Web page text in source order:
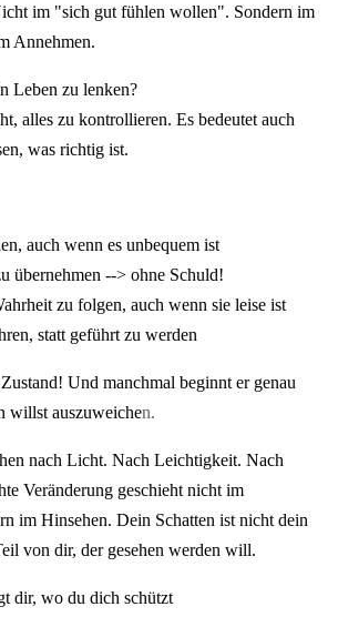
im "sich gut fühlen wollen". Sondern im
Annehmen.
Leben zu lenken?
alles zu kontrollieren. Es bedeutet auch
was richtig ist.
auch wenn es unbequem ist
übernehmen --> ohne Schuld!
zu folgen, auch wenn sie leise ist
statt geführt zu werden
Und manchmal beginnt er genau
willst auszuweichen.
nach Licht. Nach Leichtigkeit. Nach
Veränderung geschieht nicht im
im Hinsehen. Dein Schatten ist nicht dein
von dir, der gesehen werden will.
dir, wo du dich schützt